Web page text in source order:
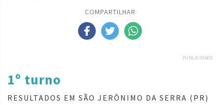
COMPARTILHAR
PUBLICIDADE
1º turno
RESULTADOS EM SÃO JERÔNIMO DA SERRA (PR)